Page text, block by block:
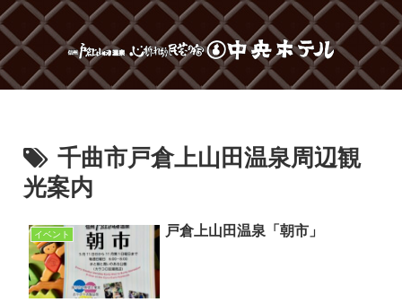
千曲市戸倉上山田温泉周辺観
光案内
イベント 戸倉上山田温泉「朝市」